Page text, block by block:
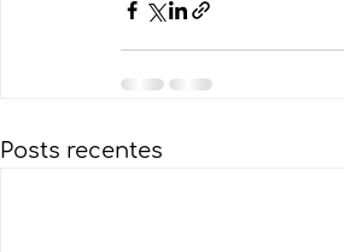
Posts recentes